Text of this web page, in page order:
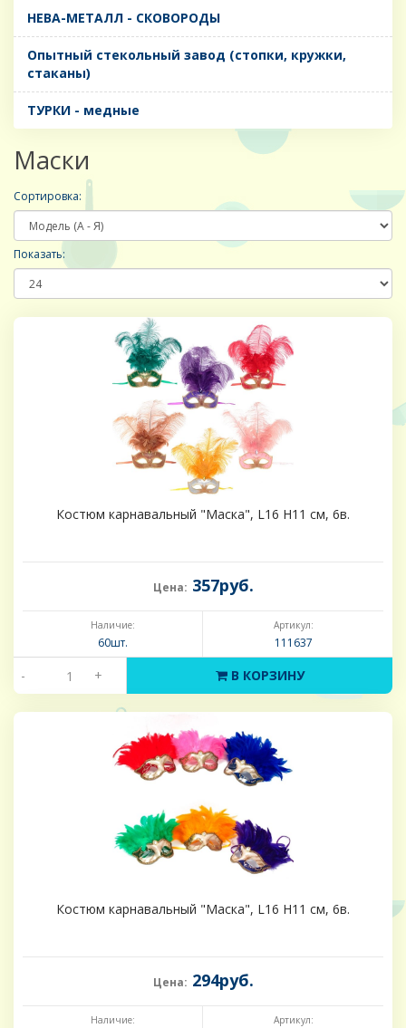
НЕВА-МЕТАЛЛ - СКОВОРОДЫ
Опытный стекольный завод (стопки, кружки,
стаканы)
ТУРКИ - медные
Маски
Сортировка:
Показать:
Костюм карнавальный "Маска", L16 H11 см, 6в.
Цена: 357руб.
Наличие:
60шт.
Артикул:
111637
- + В КОРЗИНУ
Костюм карнавальный "Маска", L16 H11 см, 6в.
Цена: 294руб.
Наличие: Артикул: